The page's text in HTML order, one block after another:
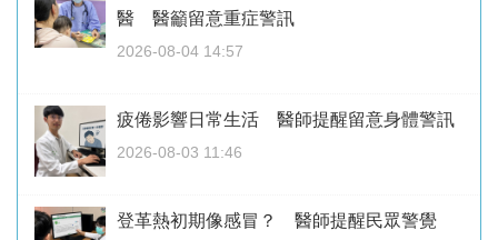
醫 醫籲留意重症警訊
2026-08-04 14:57
疲倦影響日常生活 醫師提醒留意身體警訊
2026-08-03 11:46
登革熱初期像感冒？ 醫師提醒民眾警覺